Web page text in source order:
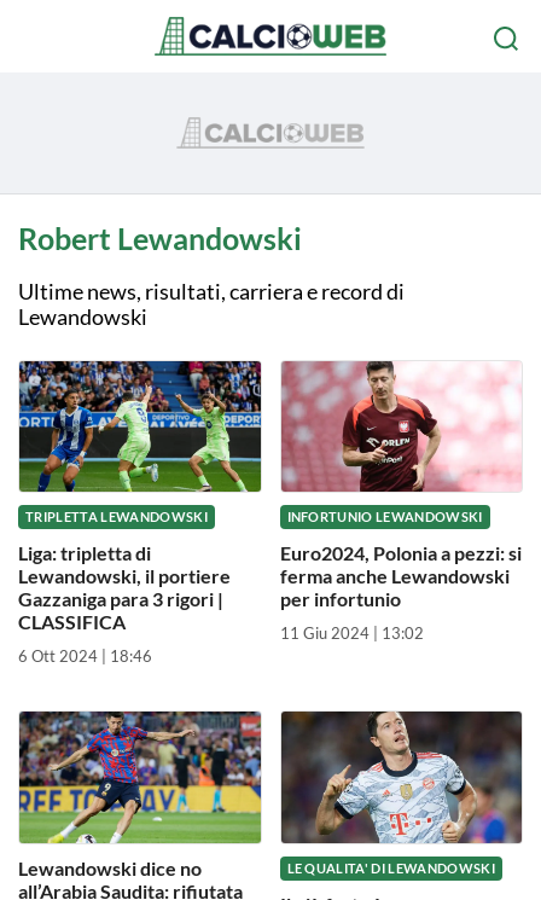
Robert Lewandowski
Ultime news, risultati, carriera e record di
Lewandowski
TRIPLETTA LEWANDOWSKI
Liga: tripletta di
Lewandowski, il portiere
Gazzaniga para 3 rigori |
CLASSIFICA
6 Ott 2024 | 18:46
INFORTUNIO LEWANDOWSKI
Euro2024, Polonia a pezzi: si
ferma anche Lewandowski
per infortunio
11 Giu 2024 | 13:02
Lewandowski dice no
all’Arabia Saudita: rifiutata
LE QUALITA' DI LEWANDOWSKI